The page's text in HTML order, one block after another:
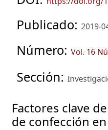
Publicado: 2019-
Número: Vol. 16
Sección:
Factores clave
de confección